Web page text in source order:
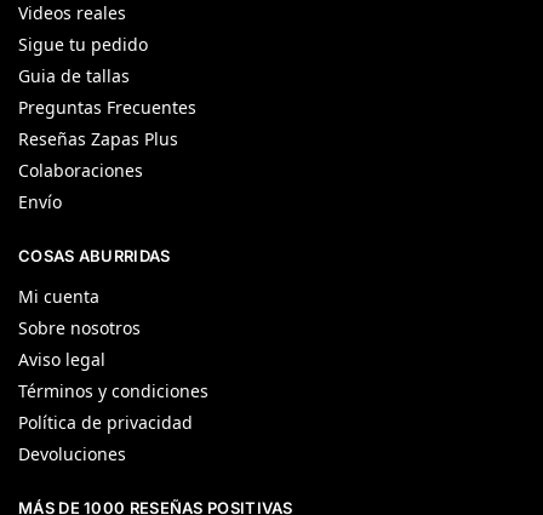
Videos reales
Sigue tu pedido
Guia de tallas
Preguntas Frecuentes
Reseñas Zapas Plus
Colaboraciones
Envío
COSAS ABURRIDAS
Mi cuenta
Sobre nosotros
Aviso legal
Términos y condiciones
Política de privacidad
Devoluciones
MÁS DE 1000 RESEÑAS POSITIVAS